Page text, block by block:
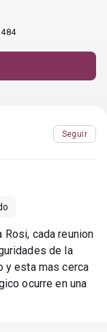
484
Seguir
cada reunion
de la
y esta mas cerca
ocurre en una